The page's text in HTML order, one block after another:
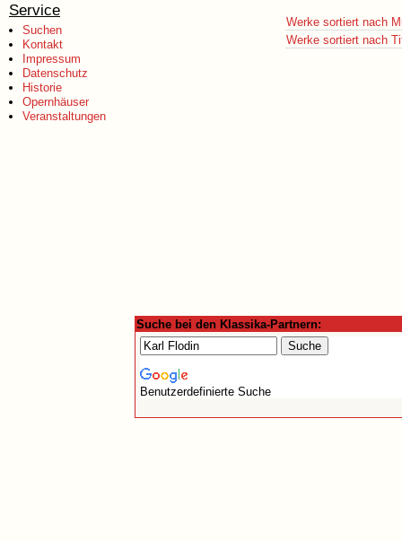
Service
Suchen
Kontakt
Impressum
Datenschutz
Historie
Opernhäuser
Veranstaltungen
Werke sortiert nach
Werke sortiert nach
Suche bei den Klassika-Partnern:
Benutzerdefinierte Suche